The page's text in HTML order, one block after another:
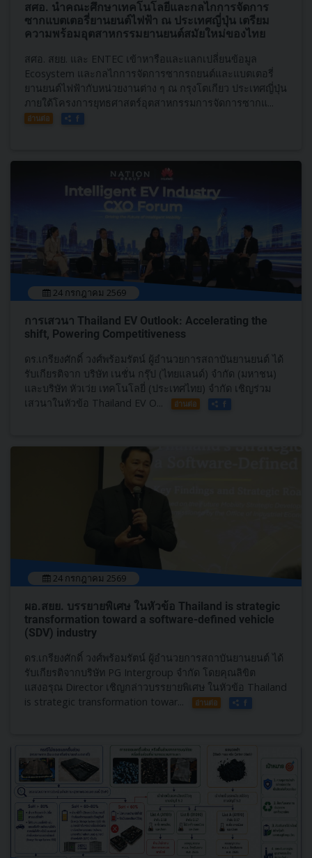
สศอ. นำคณะศึกษาเทคโนโลยีและกลไกการจัดการ
ซากแบตเตอรี่ยานยนต์ไฟฟ้า ณ ประเทศญี่ปุ่น เตรียม
ความพร้อมอุตสาหกรรมยานยนต์สมัยใหม่ของไทย
สศอ. สยย. และ ENTEC เข้าหารือและแลกเปลี่ยนข้อมูล
Ecosystem และกลไกการจัดการซากรถยนต์และแบตเตอรี่
ยานยนต์ไฟฟ้ากับหน่วยงานต่าง ๆ ณ กรุงโตเกียว ประเทศญี่ปุ่น
ภายใต้โครงการยุทธศาสตร์อุตสาหกรรมการจัดการซากแ...
อ่านต่อ
24 กรกฎาคม 2569
การเสวนา Thailand EV Outlook: Accelerating the
shift, Powering Competitiveness
ดร.เกรียงศักดิ์ วงศ์พร้อมรัตน์ ผู้อำนวยการสถาบันยานยนต์ ได้
รับเกียรติจาก บริษัท เนชั่น กรุ๊ป (ไทยแลนด์) จำกัด (มหาชน)
และบริษัท หัวเว่ย เทคโนโลยี่ (ประเทศไทย) จำกัด เชิญร่วม
เสวนาในหัวข้อ Thailand EV O...
อ่านต่อ
24 กรกฎาคม 2569
ผอ.สยย. บรรยายพิเศษ ในหัวข้อ Thailand is strategic
transformation toward a software-defined vehicle
(SDV) industry
ดร.เกรียงศักดิ์ วงศ์พร้อมรัตน์ ผู้อำนวยการสถาบันยานยนต์ ได้
รับเกียรติจากบริษัท PG Intergroup จำกัด โดยคุณลิขิต
แสงอรุณ Director เชิญกล่าวบรรยายพิเศษ ในหัวข้อ Thailand
is strategic transformation towar...
อ่านต่อ